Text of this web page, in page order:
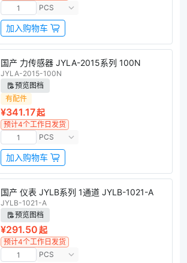
PCS
加入购物车
国产 力传感器 JYLA-2015系列 100N
JYLA-2015-100N
预览图档
有配件
¥341.17起
预计4个工作日发货
PCS
加入购物车
国产 仪表 JYLB系列 1通道 JYLB-1021-A
JYLB-1021-A
预览图档
¥291.50起
预计4个工作日发货
PCS